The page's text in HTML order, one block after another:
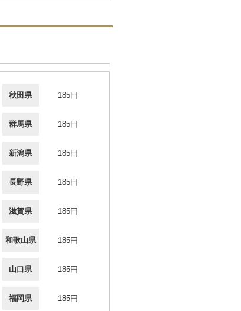
秋田県 185円
群馬県 185円
新潟県 185円
長野県 185円
滋賀県 185円
和歌山県 185円
山口県 185円
福岡県 185円